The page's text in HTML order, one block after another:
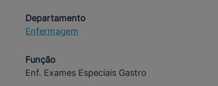
Departamento
Enfermagem
Função
Enf. Exames Especiais Gastro